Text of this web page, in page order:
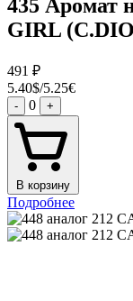
435 Аромат
GIRL
491 ₽
5.40$/5.25€
- 0 +
В корзину
Подробнее